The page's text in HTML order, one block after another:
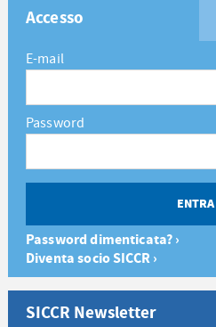
Accesso
E-mail
Password
Password dimenticata? ›
Diventa socio SICCR ›
SICCR Newsletter